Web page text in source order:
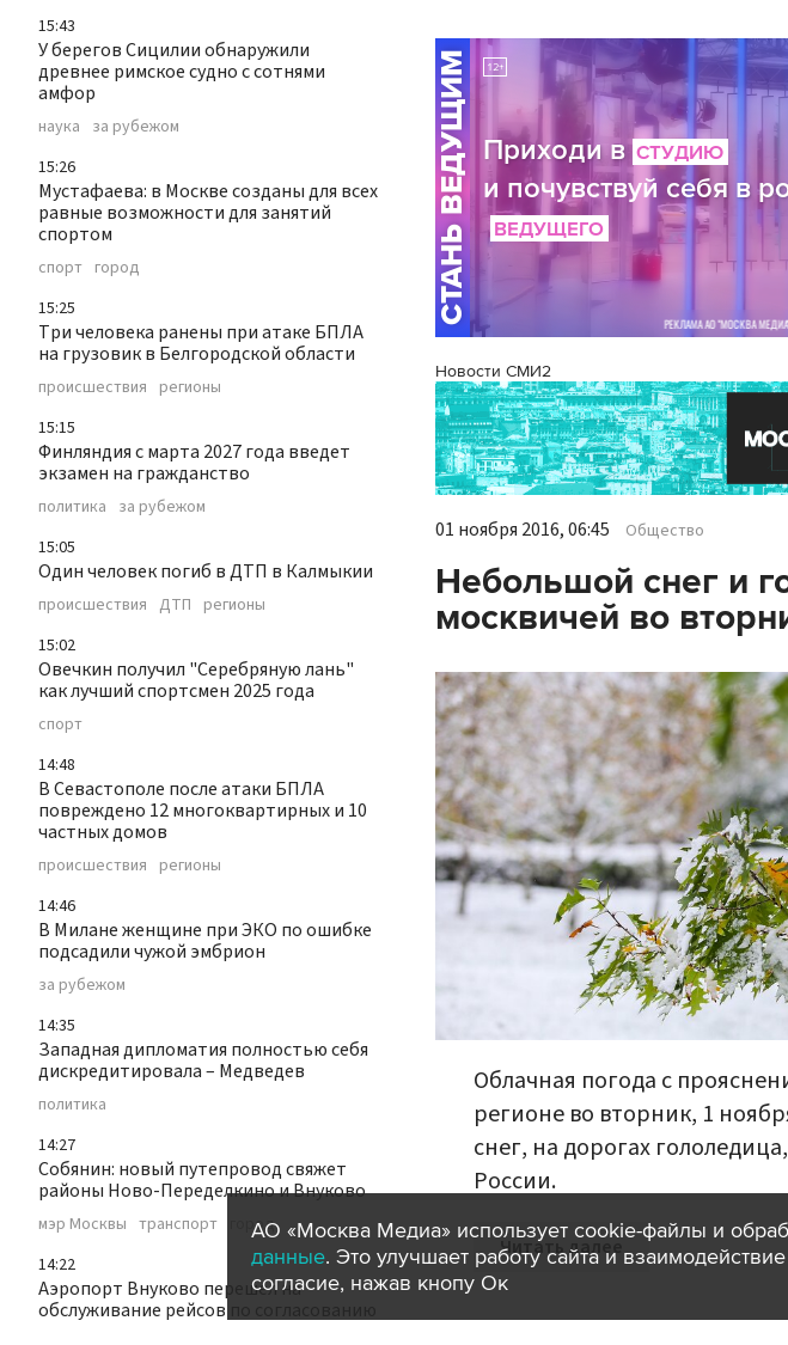
15:43
У берегов Сицилии обнаружили
древнее римское судно с сотнями
амфор
наука за рубежом
15:26
Мустафаева: в Москве созданы для всех
равные возможности для занятий
спортом
спорт город
15:25
Три человека ранены при атаке БПЛА
на грузовик в Белгородской области
происшествия регионы
15:15
Финляндия с марта 2027 года введет
экзамен на гражданство
политика за рубежом
15:05
Один человек погиб в ДТП в Калмыкии
происшествия ДТП регионы
15:02
Овечкин получил "Серебряную лань"
как лучший спортсмен 2025 года
спорт
14:48
В Севастополе после атаки БПЛА
повреждено 12 многоквартирных и 10
частных домов
происшествия регионы
14:46
В Милане женщине при ЭКО по ошибке
подсадили чужой эмбрион
за рубежом
14:35
Западная дипломатия полностью себя
дискредитировала – Медведев
политика
14:27
Собянин: новый путепровод свяжет
районы Ново-Переделкино и Внуково
мэр Москвы транспорт
город
14:22
Аэропорт Внуково перешел на
обслуживание рейсов по согласованию
Новости СМИ2
01 ноября 2016, 06:45 Общество
Небольшой снег и
москвичей во
Облачная погода с
регионе во вторник, 1
снег, на дорогах
России.
Читать далее
АО «Москва Медиа» использует cookie-файлы и
данные. Это улучшает работу сайта и
согласие, нажав кнопу Ок